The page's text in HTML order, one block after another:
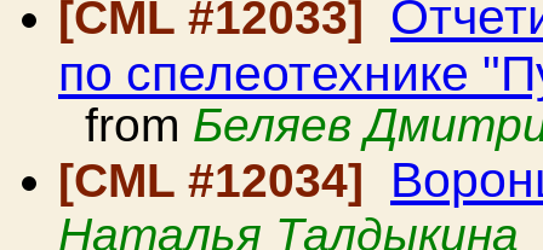
[CML #12033]
по спелеотехнике
from Беляев
[CML #12034]
Наталья Талдыкина